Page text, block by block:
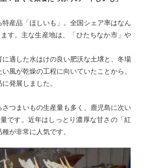
産品「ほしいも」。全国シェア率はなん
す。主な生産地は、「ひたちなか市」や
に適した水はけの良い肥沃な土壌と、冬場
風が乾燥の工程に向いていたことから、
発展しました。
さつまいもの生産量も多く、鹿児島に次い
です。近年はしっとり濃厚な甘さの「紅
が非常に人気です。